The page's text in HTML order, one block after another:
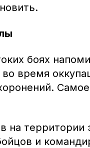
боях
время
на территории
и